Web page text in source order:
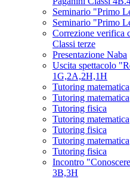
Seminario "Primo
Seminario "Primo
Correzione verifica
Classi terze
Presentazione Naba
Uscita spettacolo
1G,2A,2H,1H
Tutoring matematica
Tutoring matematica
Tutoring fisica
Tutoring matematica
Tutoring fisica
Tutoring matematica
Tutoring fisica
Incontro
3B,3H